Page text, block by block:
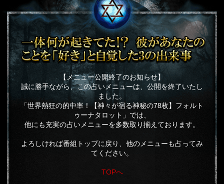
【メニュー公開終了のお知らせ】
誠に勝手ながら、この占いメニューは、公開を終了いたし
ました。
「世界熱狂の的中率！【神々が宿る神秘の78枚】フォルト
ゥーナタロット」では、
他にも充実の占いメニューを多数取り揃えております。
よろしければ番組トップに戻り、他のメニューも占ってみ
てください。
TOPへ